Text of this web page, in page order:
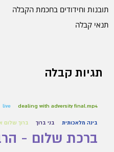
תובנות וחידודים בחכמת הקבלה
תנאי קבלה
תגיות קבלה
dealing with adversity final.mp4
live
בינה מלאכותית בני ברוך ברוך שלום
ברכת שלום -